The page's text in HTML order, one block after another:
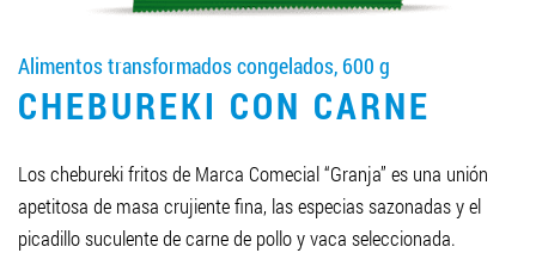
Alimentos transformados congelados, 600 g
CHEBUREKI CON CARNE
Los chebureki fritos de Marca Comecial “Granja” es una unión
apetitosa de masa crujiente fina, las especias sazonadas y el
picadillo suculente de carne de pollo y vaca seleccionada.